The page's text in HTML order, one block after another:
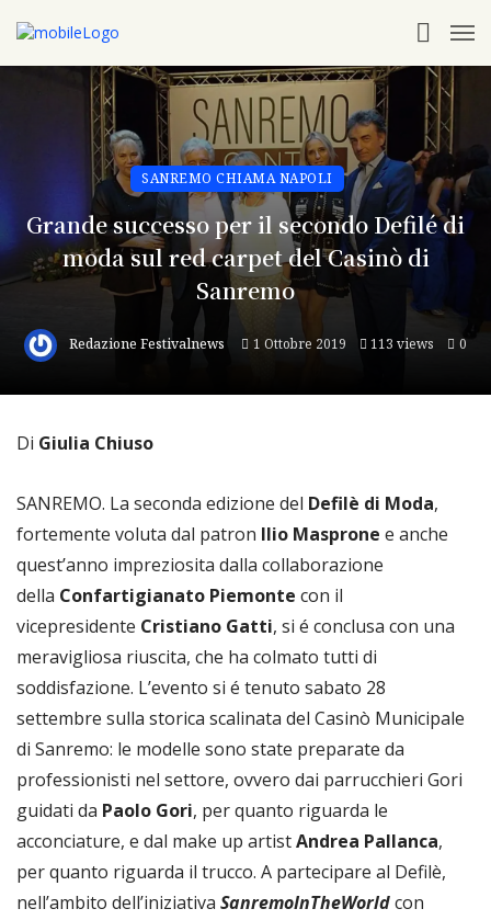
SANREMO CHIAMA NAPOLI
Grande successo per il secondo Defilé di
moda sul red carpet del Casinò di
Sanremo
Redazione Festivalnews 1 Ottobre 2019 113 views 0
Di Giulia Chiuso
SANREMO. La seconda edizione del Defilè di Moda,
fortemente voluta dal patron Ilio Masprone e anche
quest’anno impreziosita dalla collaborazione
della Confartigianato Piemonte con il
vicepresidente Cristiano Gatti, si é conclusa con una
meravigliosa riuscita, che ha colmato tutti di
soddisfazione. L’evento si é tenuto sabato 28
settembre sulla storica scalinata del Casinò Municipale
di Sanremo: le modelle sono state preparate da
professionisti nel settore, ovvero dai parrucchieri Gori
guidati da Paolo Gori, per quanto riguarda le
acconciature, e dal make up artistAndrea Pallanca,
per quanto riguarda il trucco. A partecipare al Defilè,
nell’ambito dell’iniziativa SanremoInTheWorldcon